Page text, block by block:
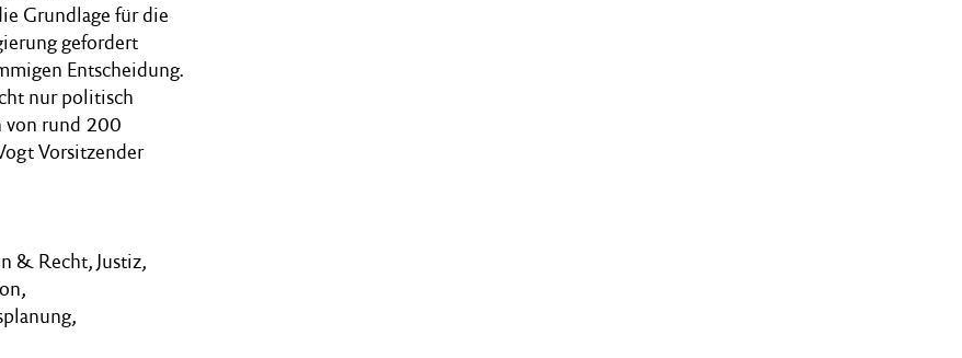
Grundlage für die
gefordert
Entscheidung.
nur politisch
von rund 200
Vorsitzender
& Recht, Justiz,